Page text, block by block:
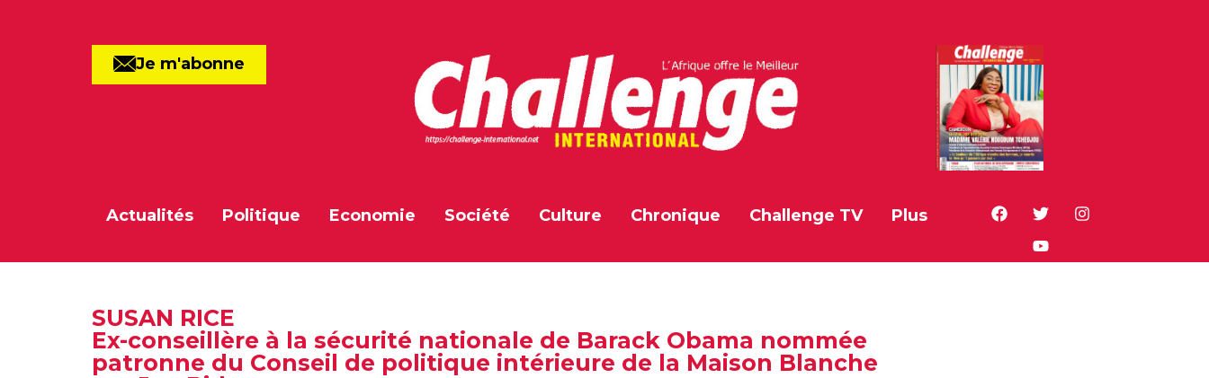
Je m'abonne
Actualités Politique Economie Société Culture Chronique Challenge TV Plus
SUSAN RICE
Ex-conseillère à la sécurité nationale de Barack Obama nommée
patronne du Conseil de politique intérieure de la Maison Blanche